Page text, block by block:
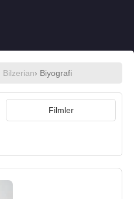
Bilzerian› Biyografi
Filmler